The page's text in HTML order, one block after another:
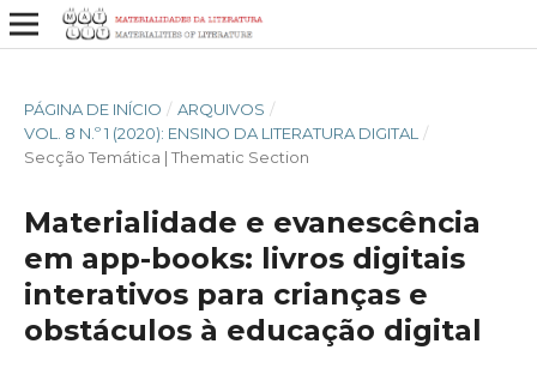
PÁGINA DE INÍCIO / ARQUIVOS /
VOL. 8 N.º 1 (2020): ENSINO DA LITERATURA DIGITAL
/
Secção Temática | Thematic Section
Materialidade e evanescência
em app-books: livros digitais
interativos para crianças e
obstáculos à educação digital